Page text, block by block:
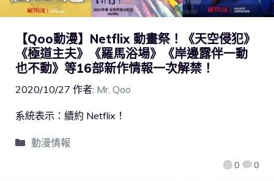
【Qoo動漫】Netflix 動畫祭！《天空侵犯》
《極道主夫》《羅馬浴場》《岸邊露伴一動
也不動》等16部新作情報一次解禁！
2020/10/27 作者: Mr. Qoo
0 0
系統表示：續約 Netflix！
動漫情報